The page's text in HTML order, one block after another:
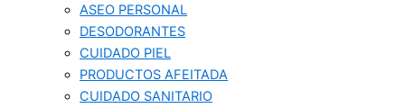
ASEO PERSONAL
DESODORANTES
CUIDADO PIEL
PRODUCTOS AFEITADA
CUIDADO SANITARIO